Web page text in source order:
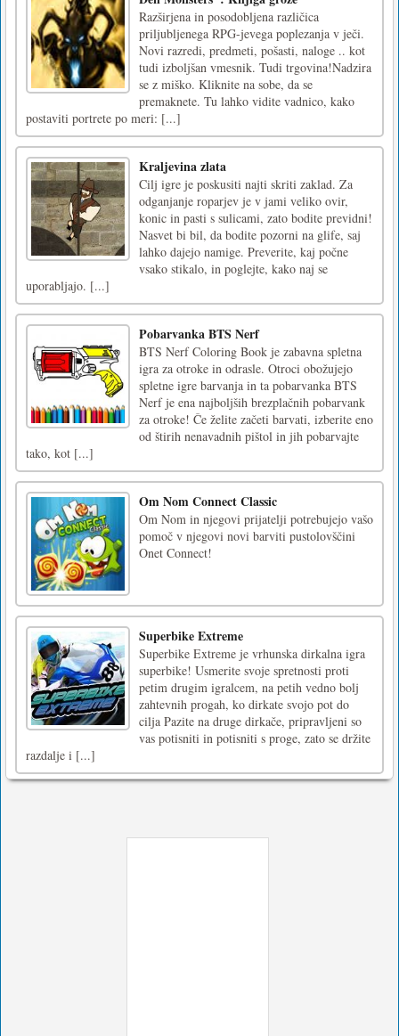
Razširjena in posodobljena različica
priljubljenega RPG-jevega poplezanja v ječi.
Novi razredi, predmeti, pošasti, naloge .. kot
tudi izboljšan vmesnik. Tudi trgovina!Nadzira
se z miško. Kliknite na sobe, da se
premaknete. Tu lahko vidite vadnico, kako
postaviti portrete po meri: [...]
Kraljevina zlata
Cilj igre je poskusiti najti skriti zaklad. Za
odganjanje roparjev je v jami veliko ovir,
konic in pasti s sulicami, zato bodite previdni!
Nasvet bi bil, da bodite pozorni na glife, saj
lahko dajejo namige. Preverite, kaj počne
vsako stikalo, in poglejte, kako naj se
uporabljajo. [...]
Pobarvanka BTS Nerf
BTS Nerf Coloring Book je zabavna spletna
igra za otroke in odrasle. Otroci obožujejo
spletne igre barvanja in ta pobarvanka BTS
Nerf je ena najboljših brezplačnih pobarvank
za otroke! Če želite začeti barvati, izberite eno
od štirih nenavadnih pištol in jih pobarvajte
tako, kot [...]
Om Nom Connect Classic
Om Nom in njegovi prijatelji potrebujejo vašo
pomoč v njegovi novi barviti pustolovščini
Onet Connect!
Superbike Extreme
Superbike Extreme je vrhunska dirkalna igra
superbike! Usmerite svoje spretnosti proti
petim drugim igralcem, na petih vedno bolj
zahtevnih progah, ko dirkate svojo pot do
cilja Pazite na druge dirkače, pripravljeni so
vas potisniti in potisniti s proge, zato se držite
razdalje i [...]